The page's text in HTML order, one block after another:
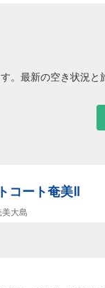
。最新の空き状況と
コート奄美Ⅱ
美大島